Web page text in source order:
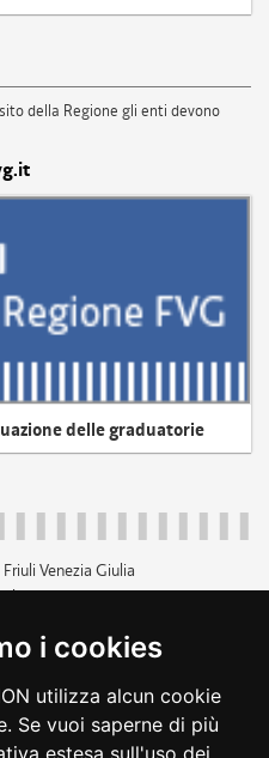
i cookies
utilizza alcun cookie
Se vuoi saperne di più
estesa sull'uso dei
della Regione gli enti devono
delle graduatorie
Venezia Giulia
00526040324
trasparente
dichiarazione di